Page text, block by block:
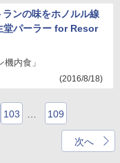
ンの味をホノルル線
堂パーラー for Resor
内食」
(2016/8/18)
103 109
次へ